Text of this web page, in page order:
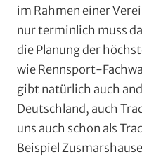
im Rahmen einer
nur terminlich muss
die Planung der
wie Rennsport-
gibt natürlich auch
Deutschland, auch
uns auch schon als
Beispiel